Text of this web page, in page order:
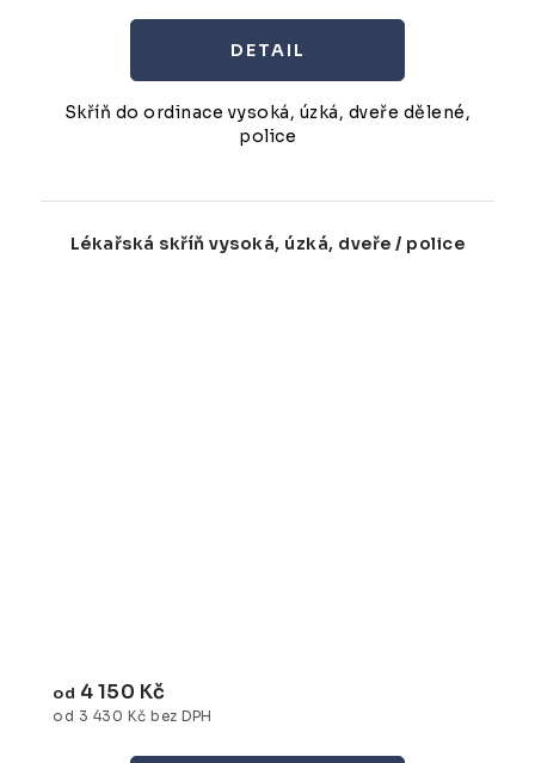
Skříň do ordinace vysoká, úzká, dveře dělené,
police
Lékařská skříň vysoká, úzká, dveře / police
od 3 430 Kč bez DPH
od 4 150 Kč